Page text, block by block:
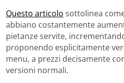
Questo articolo sottolinea
abbiano costantemente
pietanze servite,
proponendo esplicitamente
menu, a prezzi decisamente
versioni normali.